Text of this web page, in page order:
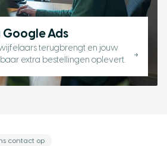
Google Ads
terugbrengt en jouw
extra bestellingen oplevert.
contact op